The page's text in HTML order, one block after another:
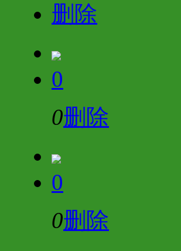
删除
0
0删除
0
0删除